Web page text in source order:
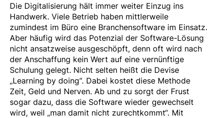
Die Digitalisierung hält immer weiter Einzug ins
Handwerk. Viele Betrieb haben mittlerweile
zumindest im Büro eine Branchensoftware im Einsatz.
Aber häufig wird das Potenzial der Software-Lösung
nicht ansatzweise ausgeschöpft, denn oft wird nach
der Anschaffung kein Wert auf eine vernünftige
Schulung gelegt. Nicht selten heißt die Devise
„Learning by doing“. Dabei kostet diese Methode
Zeit, Geld und Nerven. Ab und zu sorgt der Frust
sogar dazu, dass die Software wieder gewechselt
wird, weil „man damit nicht zurechtkommt“. Mit